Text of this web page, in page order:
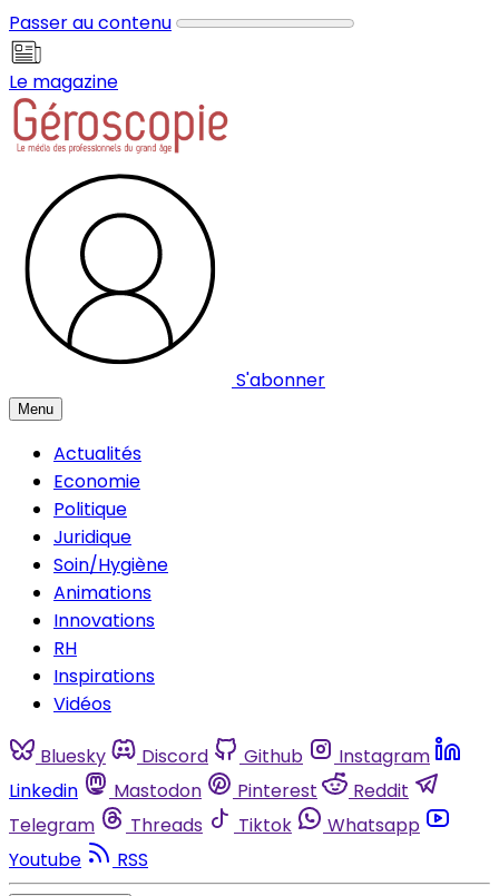
Passer au contenu
Le magazine
S'abonner
Menu
Actualités
Economie
Politique
Juridique
Soin/Hygiène
Animations
Innovations
RH
Inspirations
Vidéos
Bluesky Discord Github
Instagram
Linkedin
Mastodon Pinterest
Reddit
Telegram
Threads Tiktok
Whatsapp
Youtube
RSS
Panneau de gestion des cookies